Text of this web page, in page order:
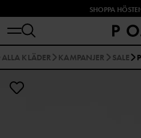
SHOPPA
ALLA KLÄDER KAMPANJER SALE